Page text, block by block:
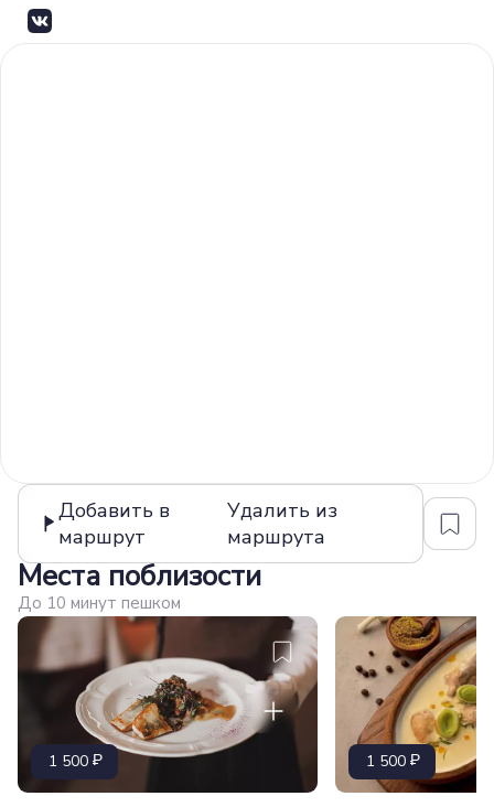
Добавить в
маршрут
Удалить из
маршрута
Места поблизости
До 10 минут пешком
1 500 1 500